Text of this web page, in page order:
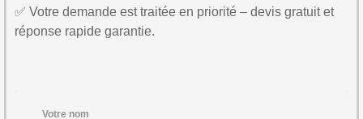
✅ Votre demande est traitée en priorité – devis gratuit et
réponse rapide garantie.
Votre nom